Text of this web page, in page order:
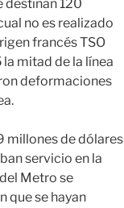
destinan 120
no es realizado
francés TSO
mitad de la línea
deformaciones
millones de dólares
servicio en la
Metro se
que se hayan